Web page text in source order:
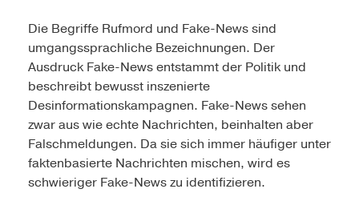
Die Begriffe Rufmord und Fake-News sind
umgangssprachliche Bezeichnungen. Der
Ausdruck Fake-News entstammt der Politik und
beschreibt bewusst inszenierte
Desinformationskampagnen. Fake-News sehen
zwar aus wie echte Nachrichten, beinhalten aber
Falschmeldungen. Da sie sich immer häufiger unter
faktenbasierte Nachrichten mischen, wird es
schwieriger Fake-News zu identifizieren.